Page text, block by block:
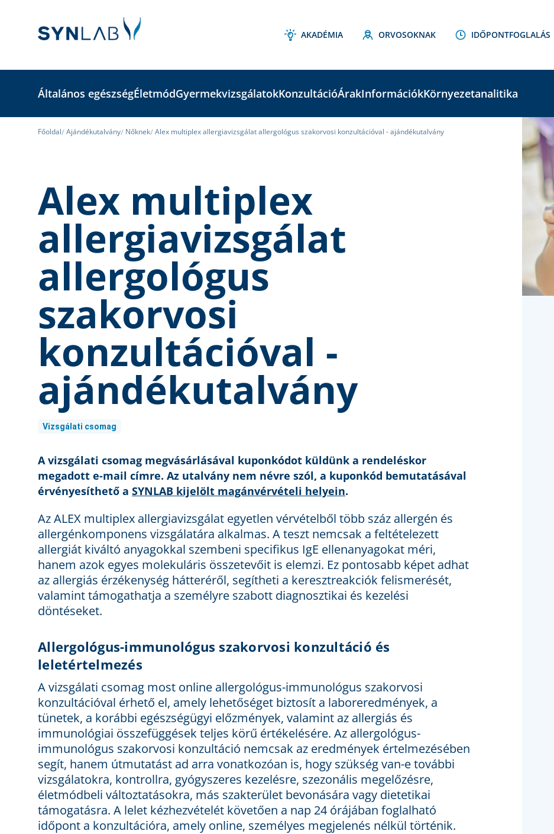
AKADÉMIA ORVOSOKNAK IDŐPONTFOGLALÁS
Általános egészségÉletmódGyermekvizsgálatokKonzultációÁrakInformációkKörnyezetanalitika
Főoldal Ajándékutalvány Nőknek Alex multiplex allergiavizsgálat allergológus szakorvosi konzultációval - ajándékutalvány
Alex multiplex
allergiavizsgálat
allergológus
szakorvosi
konzultációval -
ajándékutalvány
Vizsgálati csomag
A vizsgálati csomag megvásárlásával kuponkódot küldünk a rendeléskor
megadott e-mail címre. Az utalvány nem névre szól, a kuponkód bemutatásával
érvényesíthető a SYNLAB kijelölt magánvérvételi helyein.
Az ALEX multiplex allergiavizsgálat egyetlen vérvételből több száz allergén és
allergénkomponens vizsgálatára alkalmas. A teszt nemcsak a feltételezett
allergiát kiváltó anyagokkal szembeni specifikus IgE ellenanyagokat méri,
hanem azok egyes molekuláris összetevőit is elemzi. Ez pontosabb képet adhat
az allergiás érzékenység hátteréről, segítheti a keresztreakciók felismerését,
valamint támogathatja a személyre szabott diagnosztikai és kezelési
döntéseket.
Allergológus-immunológus szakorvosi konzultáció és
leletértelmezés
A vizsgálati csomag most online allergológus-immunológus szakorvosi
konzultációval érhető el, amely lehetőséget biztosít a laboreredmények, a
tünetek, a korábbi egészségügyi előzmények, valamint az allergiás és
immunológiai összefüggések teljes körű értékelésére. Az allergológus-
immunológus szakorvosi konzultáció nemcsak az eredmények értelmezésében
segít, hanem útmutatást ad arra vonatkozóan is, hogy szükség van-e további
vizsgálatokra, kontrollra, gyógyszeres kezelésre, szezonális megelőzésre,
életmódbeli változtatásokra, más szakterület bevonására vagy dietetikai
támogatásra. A lelet kézhezvételét követően a nap 24 órájában foglalható
időpont a konzultációra, amely online, személyes megjelenés nélkül történik.
Current
Stock: